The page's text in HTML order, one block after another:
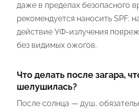
даже в пределах безопасного
рекомендуется наносить SPF:
действие УФ-излучения
без видимых ожогов.
Что делать после загара,
шелушилась?
После солнца — душ,